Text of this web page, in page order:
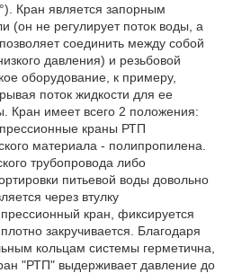
Кран является запорным
(он не регулирует поток воды, а
соединить между собой
давления) и резьбовой
оборудование, к примеру,
поток жидкости для ее
Кран имеет всего 2 положения:
краны РТП
материала - полипропилена.
трубопровода либо
питьевой воды довольно
через втулку
кран, фиксируется
закручивается. Благодаря
кольцам системы герметична,
"РТП" выдерживает давление до